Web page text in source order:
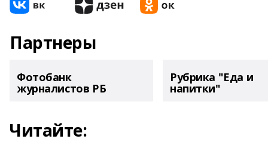
Партнеры
Фотобанк
журналистов РБ
Рубрика "Еда и
напитки"
Читайте: